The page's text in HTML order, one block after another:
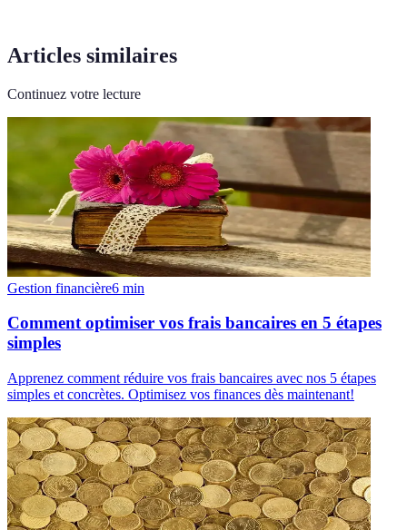
Articles similaires
Continuez votre lecture
Gestion financière6 min
Comment optimiser vos frais bancaires en 5 étapes
simples
Apprenez comment réduire vos frais bancaires avec nos 5 étapes
simples et concrètes. Optimisez vos finances dès maintenant!